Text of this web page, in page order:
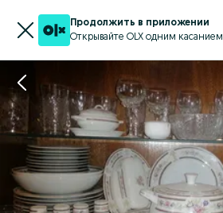
Продолжить в приложении
Открывайте OLX одним касанием